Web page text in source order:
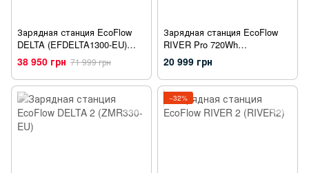
Зарядная станция EcoFlow
DELTA (EFDELTA1300-EU)
ENG/USA/Euro/China
38 950 грн 71 999 грн
Зарядная станция EcoFlow
RIVER Pro 720Wh
(EFRIVER600PRO)
20 999 грн
−32%